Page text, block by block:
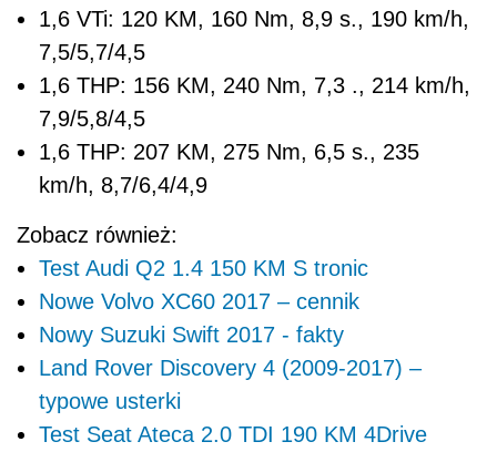
1,6 VTi: 120 KM, 160 Nm, 8,9 s., 190 km/h,
7,5/5,7/4,5
1,6 THP: 156 KM, 240 Nm, 7,3 ., 214 km/h,
7,9/5,8/4,5
1,6 THP: 207 KM, 275 Nm, 6,5 s., 235
km/h, 8,7/6,4/4,9
Zobacz również:
Test Audi Q2 1.4 150 KM S tronic
Nowe Volvo XC60 2017 – cennik
Nowy Suzuki Swift 2017 - fakty
Land Rover Discovery 4 (2009-2017) –
typowe usterki
Test Seat Ateca 2.0 TDI 190 KM 4Drive